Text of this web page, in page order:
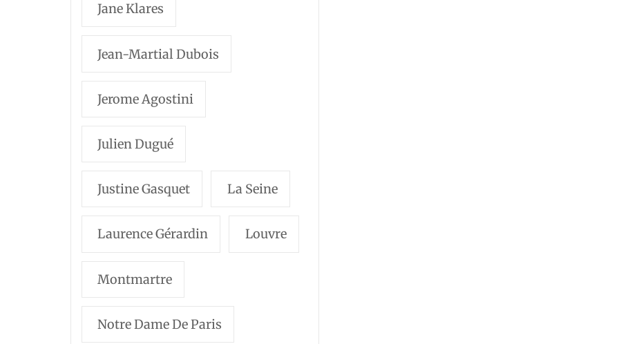
Jane Klares
Jean-Martial Dubois
Jerome Agostini
Julien Dugué
Justine Gasquet La Seine
Laurence Gérardin Louvre
Montmartre
Notre Dame De Paris